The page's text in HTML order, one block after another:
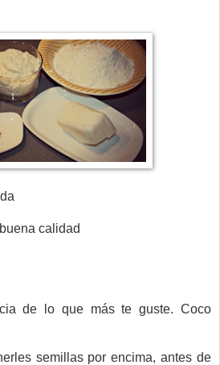
calidad
de lo que más te guste. Coco
semillas por encima, antes de